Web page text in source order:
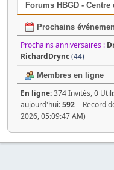
Forums HBGD -
Prochains
Prochains anniversaires :
RichardDrync(44)
Membres en ligne
En ligne:374 Invités, 0
aujourd'hui:592- Record
2026, 05:09:47 AM)